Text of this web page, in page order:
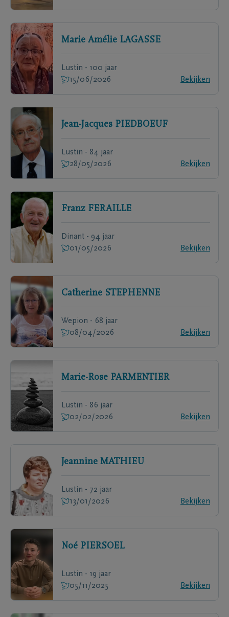
Marie Amélie LAGASSE
Lustin - 100 jaar
15/06/2026
Bekijken
Jean-Jacques PIEDBOEUF
Lustin - 84 jaar
28/05/2026
Bekijken
Franz FERAILLE
Dinant - 94 jaar
01/05/2026
Bekijken
Catherine STEPHENNE
Wepion - 68 jaar
08/04/2026
Bekijken
Marie-Rose PARMENTIER
Lustin - 86 jaar
02/02/2026
Bekijken
Jeannine MATHIEU
Lustin - 72 jaar
13/01/2026
Bekijken
Noé PIERSOEL
Lustin - 19 jaar
05/11/2025
Bekijken